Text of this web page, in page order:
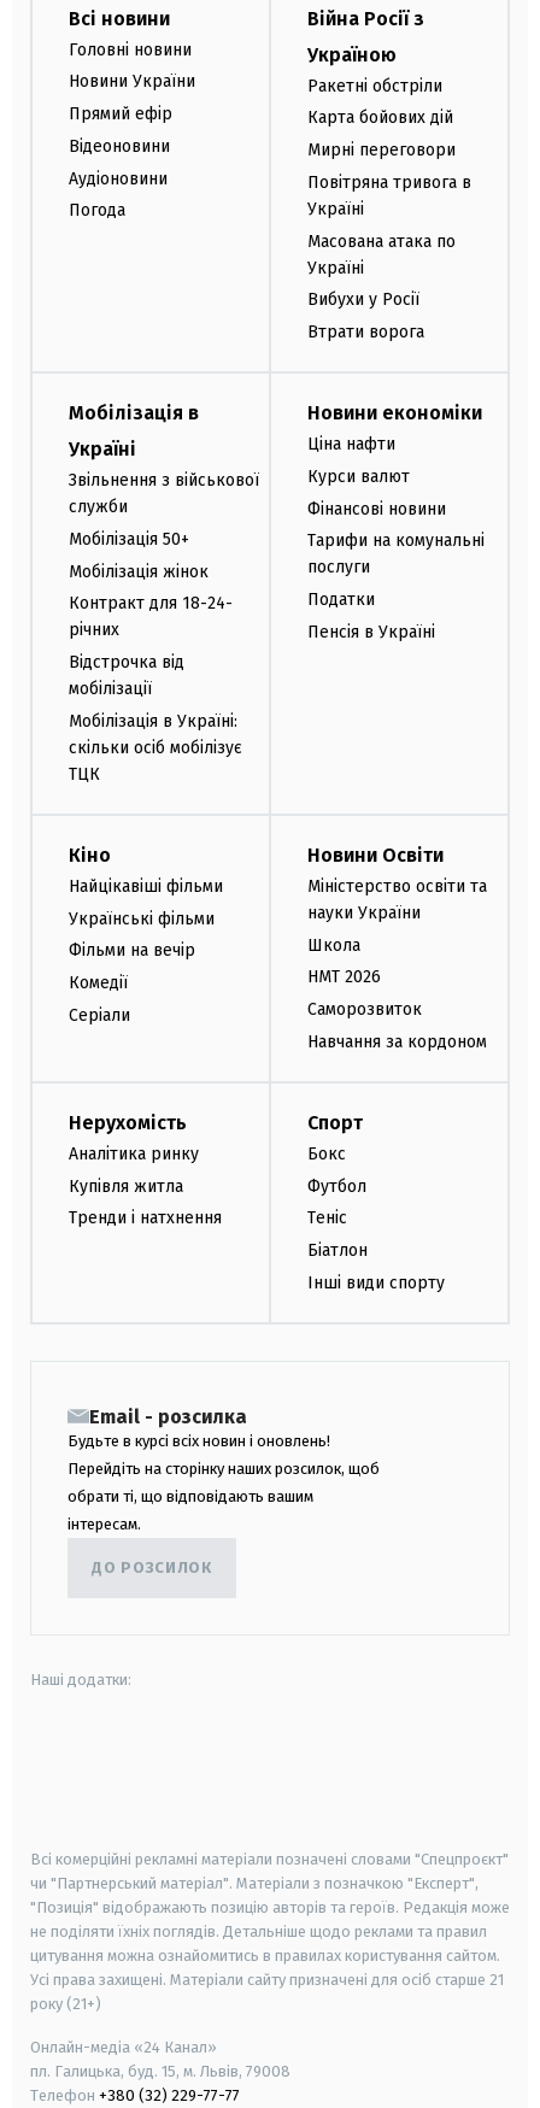
Всі новини
Головні новини
Новини України
Прямий ефір
Відеоновини
Аудіоновини
Погода
Війна Росії з
Україною
Ракетні обстріли
Карта бойових дій
Мирні переговори
Повітряна тривога в
Україні
Масована атака по
Україні
Вибухи у Росії
Втрати ворога
Мобілізація в
Україні
Звільнення з військової
служби
Мобілізація 50+
Мобілізація жінок
Контракт для 18-24-
річних
Відстрочка від
мобілізації
Мобілізація в Україні:
скільки осіб мобілізує
ТЦК
Новини економіки
Ціна нафти
Курси валют
Фінансові новини
Тарифи на комунальні
послуги
Податки
Пенсія в Україні
Кіно
Найцікавіші фільми
Українські фільми
Фільми на вечір
Комедії
Серіали
Новини Освіти
Міністерство освіти та
науки України
Школа
НМТ 2026
Саморозвиток
Навчання за кордоном
Нерухомість
Аналітика ринку
Купівля житла
Тренди і натхнення
Спорт
Бокс
Футбол
Теніс
Біатлон
Інші види спорту
Email - розсилка
Будьте в курсі всіх новин і оновлень!
Перейдіть на сторінку наших розсилок, щоб
обрати ті, що відповідають вашим
інтересам.
ДО РОЗСИЛОК
Наші додатки:
Всі комерційні рекламні матеріали позначені словами "Спецпроєкт"
чи "Партнерський матеріал". Матеріали з позначкою "Експерт",
"Позиція" відображають позицію авторів та героїв. Редакція може
не поділяти їхніх поглядів. Детальніше щодо реклами та правил
цитування можна ознайомитись в правилах користування сайтом.
Усі права захищені. Матеріали сайту призначені для осіб старше 21
року (21+)
Онлайн-медіа «24 Канал»
пл. Галицька, буд. 15, м. Львів, 79008
Телефон +380 (32) 229-77-77